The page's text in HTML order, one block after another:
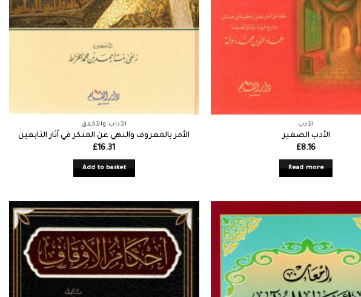
الآداب والأخلاق
الأمر بالمعروف والنهي عن المنكر في آثار التابعين
£16.31
Add to basket
الأدب
الأدب الصغير
£8.16
Read more